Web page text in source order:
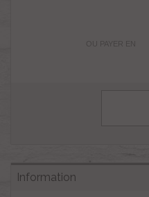
OU PAYER EN